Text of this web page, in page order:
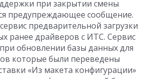
при закрытии смены
предупреждающее сообщение.
предварительной загрузки
ранее драйверов с ИТС. Сервис
при обновлении базы данных для
которые были переведены
«Из макета конфигурации»